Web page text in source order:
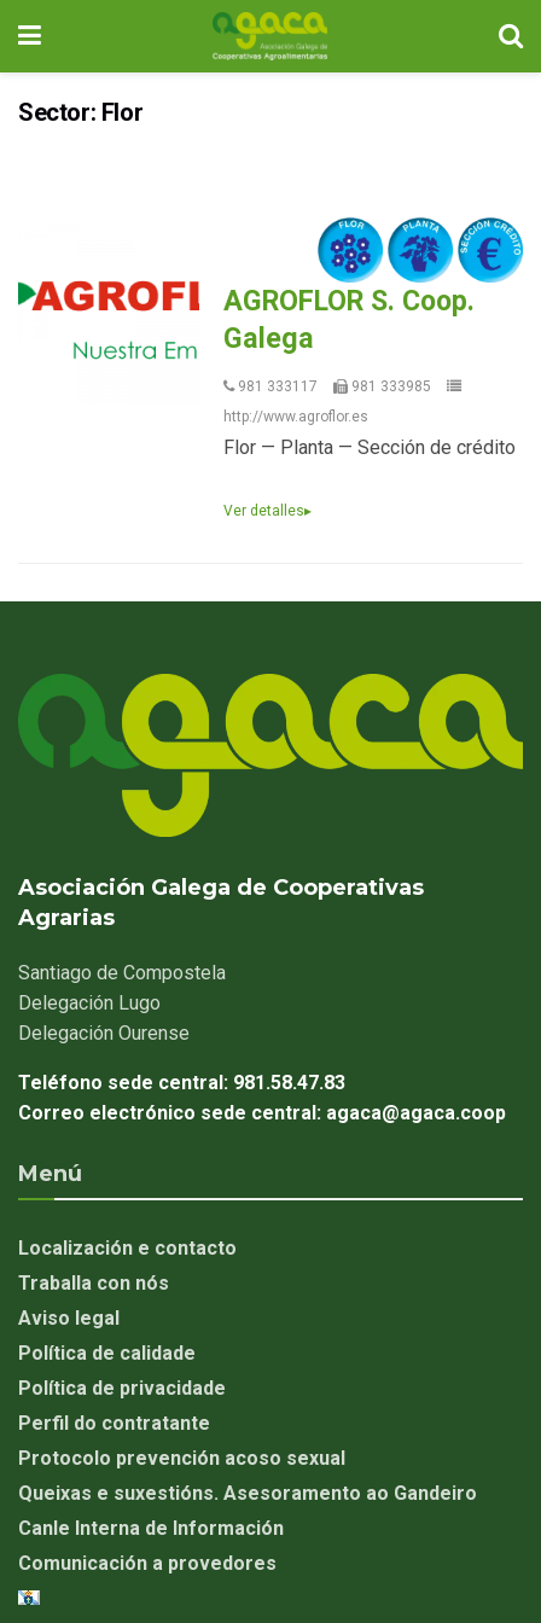
Sector: Flor
AGROFLOR S. Coop.
Galega
981 333117
981 333985
http://www.agroflor.es
Flor — Planta — Sección de crédito
Ver detalles▸
Asociación Galega de Cooperativas
Agrarias
Santiago de Compostela
Delegación Lugo
Delegación Ourense
Teléfono sede central: 981.58.47.83
Correo electrónico sede central: agaca@agaca.coop
Menú
Localización e contacto
Traballa con nós
Aviso legal
Política de calidade
Política de privacidade
Perfil do contratante
Protocolo prevención acoso sexual
Queixas e suxestións. Asesoramento ao Gandeiro
Canle Interna de Información
Comunicación a provedores